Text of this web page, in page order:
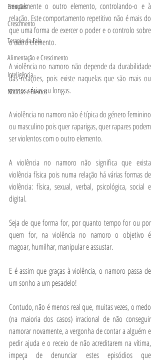
Emoções
Crescimento
Terapia da Fala
Alimentação e Crescimento
Inteligência
Notícias e Eventos
sexualmente o outro elemento, controlando-o e à
relação. Este comportamento repetitivo não é mais do
que uma forma de exercer o poder e o controlo sobre
o outro elemento.
A violência no namoro não depende da durabilidade
das relações, pois existe naquelas que são mais ou
menos sérias ou longas.
A violência no namoro não é típica do género feminino
ou masculino pois quer raparigas, quer rapazes podem
ser violentos com o outro elemento.
A violência no namoro não significa que exista
violência física pois numa relação há várias formas de
violência: física, sexual, verbal, psicológica, social e
digital.
Seja de que forma for, por quanto tempo for ou por
quem for, na violência no namoro o objetivo é
magoar, humilhar, manipular e assustar.
E é assim que graças à violência, o namoro passa de
um sonho a um pesadelo!
Contudo, não é menos real que, muitas vezes, o medo
(na maioria dos casos) irracional de não conseguir
namorar novamente, a vergonha de contar a alguém e
pedir ajuda e o receio de não acreditarem na vítima,
impeça de denunciar estes episódios que